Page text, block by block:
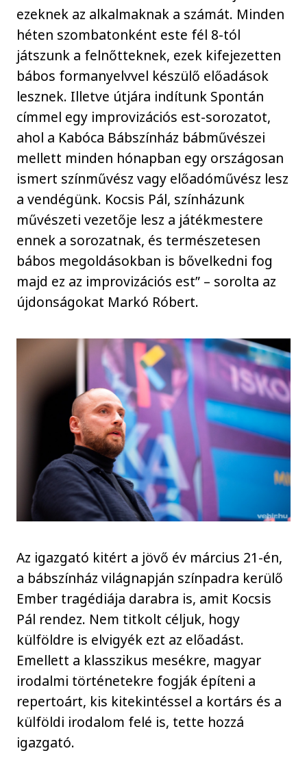
ezeknek az alkalmaknak a számát. Minden
héten szombatonként este fél 8-tól
játszunk a felnőtteknek, ezek kifejezetten
bábos formanyelvvel készülő előadások
lesznek. Illetve útjára indítunk Spontán
címmel egy improvizációs est-sorozatot,
ahol a Kabóca Bábszínház bábművészei
mellett minden hónapban egy országosan
ismert színművész vagy előadóművész lesz
a vendégünk. Kocsis Pál, színházunk
művészeti vezetője lesz a játékmestere
ennek a sorozatnak, és természetesen
bábos megoldásokban is bővelkedni fog
majd ez az improvizációs est” – sorolta az
újdonságokat Markó Róbert.
Az igazgató kitért a jövő év március 21-én,
a bábszínház világnapján színpadra kerülő
Ember tragédiája darabra is, amit Kocsis
Pál rendez. Nem titkolt céljuk, hogy
külföldre is elvigyék ezt az előadást.
Emellett a klasszikus mesékre, magyar
irodalmi történetekre fogják építeni a
repertoárt, kis kitekintéssel a kortárs és a
külföldi irodalom felé is, tette hozzá
igazgató.